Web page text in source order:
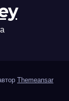
Themeansar